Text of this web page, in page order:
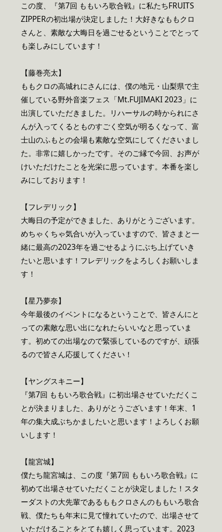
この度、『第7回 ももいろ歌合戦』に私たちFRUITS
ZIPPERの初出場が決定しました！大好きなももクロ
さんと、素敵な大晦日を過ごせるということでとって
も楽しみにしています！
【藤巻亮太】
ももクロの高城れにさんには、僕の地元・山梨県で主
催している野外音楽フェス「Mt.FUJIMAKI 2023」に
出演していただきました。リハーサルの時かられにさ
んが入ってくるとものすごく空気が明るくなって、富
士山のふもとの会場も素敵な空気にしてくださいまし
た。非常に嬉しかったです。そのご縁で今回、お声が
けいただけたことを光栄に思っています。本番を楽し
みにしております！
【フレデリック】
大晦日の予定ができました、ありがとうございます。
めちゃくちゃ気合いが入っていますので、皆さまと一
緒に最高の2023年を過ごせるようにぶち上げていき
たいと思います！フレデリックをよろしくお願いしま
す！
【星乃夢奈】
今年最後のイベントになるということで、皆さんにと
っての素敵な思い出になれたらいいなと思っていま
す。初めての出場なので緊張しているのですが、頑張
るので皆さん応援してください！
【ヤングスキニー】
『第7回 ももいろ歌合戦』に初出場させていただくこ
とが決まりました、ありがとうございます！年末、1
年の集大成ぶちかましたいと思います！よろしくお願
いします！
【龍宮城】
僕たち龍宮城は、この度『第7回 ももいろ歌合戦』に
初めて出場させていただくことが決定しました！スタ
ーダストの大先輩であるももクロさんのももいろ歌合
戦、僕たちも年末に見て憧れていたので、出場させて
いただけることをとても嬉しく思っています。2023